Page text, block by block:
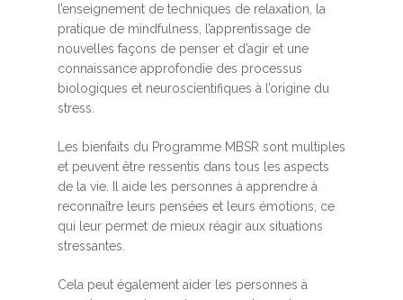
l’enseignement de techniques de relaxation, la
pratique de mindfulness, l’apprentissage de
nouvelles façons de penser et d’agir et une
connaissance approfondie des processus
biologiques et neuroscientifiques à l’origine du
stress.
Les bienfaits du Programme MBSR sont multiples
et peuvent être ressentis dans tous les aspects
de la vie. Il aide les personnes à apprendre à
reconnaître leurs pensées et leurs émotions, ce
qui leur permet de mieux réagir aux situations
stressantes.
Cela peut également aider les personnes à